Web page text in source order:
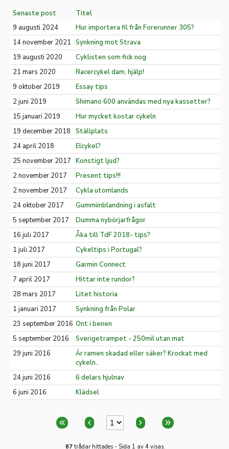
Senaste post Titel
87trådar hittades - Sida 1 av 4 visas.
9 augusti 2024
Hur importera fil från Forerunner 305?
14 november 2021 Synkning mot Strava
19 augusti 2020
Cyklisten som fick nog
21 mars 2020
Racercykel dam, hjälp!
9 oktober 2019
Essay tips
2 juni 2019
Shimano 600 användas med nya kassetter?
15 januari 2019
Hur mycket kostar cykeln
19 december 2018
Ställplats
24 april 2018
Elcykel?
25 november 2017 Konstigt ljud?
2 november 2017
Present tips!!!
2 november 2017
Cykla utomlands
24 oktober 2017
Gummiinblandning i asfalt
5 september 2017
Dumma nybörjarfrågor
16 juli 2017
Åka till TdF 2018- tips?
1 juli 2017
Cykeltips i Portugal?
18 juni 2017
Garmin Connect
7 april 2017
Hittar inte rundor?
28 mars 2017
Litet historia
1 januari 2017
Synkning från Polar
23 september 2016 Ont i benen
5 september 2016
Sverigetrampet - 250mil utan mat
29 juni 2016
Är ramen skadad eller säker? Krockat med
cykeln..
24 juni 2016
6 delars hjulnav
6 juni 2016
Klädsel